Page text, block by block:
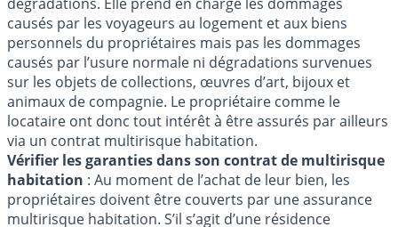
causés par les voyageurs au logement et aux biens
personnels du propriétaires mais pas les dommages
causés par l’usure normale ni dégradations survenues
sur les objets de collections, œuvres d’art, bijoux et
animaux de compagnie. Le propriétaire comme le
locataire ont donc tout intérêt à être assurés par ailleurs
via un contrat multirisque habitation.
Vérifier les garanties dans son contrat de multirisque
habitation : Au moment de l’achat de leur bien, les
propriétaires doivent être couverts par une assurance
multirisque habitation. S’il s’agit d’une résidence